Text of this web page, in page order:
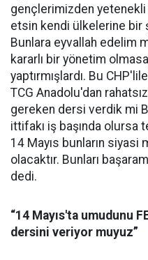
gençlerimizden
etsin kendi ülkelerine bir
Bunlara eyvallah edelim
kararlı bir yönetim
yaptırmışlardı. Bu
TCG Anadolu'dan
gereken dersi verdik mi
ittifakı iş başında olursa
14 Mayıs bunların
olacaktır. Bunları
dedi.
“14 Mayıs'ta umudunu
dersini veriyor muyuz”